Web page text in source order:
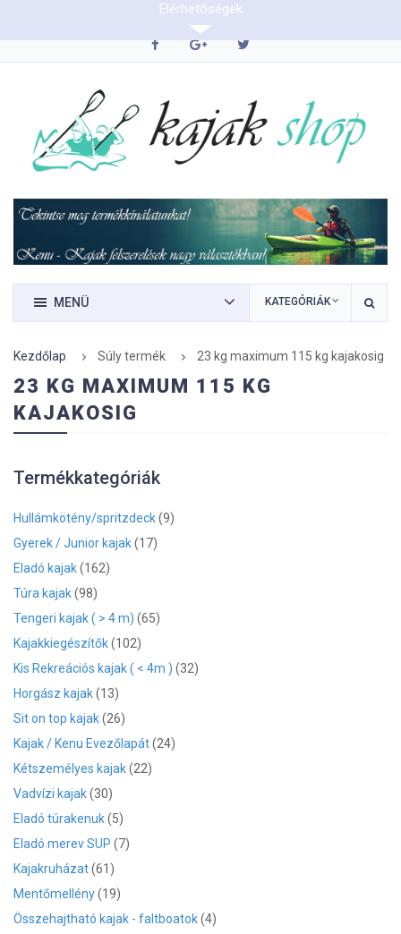
0620/9423290
MENÜ KATEGÓRIÁK
Kezdőlap Súly termék 23 kg maximum 115 kg kajakosig
23 KG MAXIMUM 115 KG
KAJAKOSIG
Termékkategóriák
Hullámkötény/spritzdeck(9)
Gyerek / Junior kajak(17)
Eladó kajak(162)
Túra kajak(98)
Tengeri kajak ( > 4 m) (65)
Kajakkiegészítők(102)
Kis Rekreációs kajak ( < 4m ) (32)
Horgász kajak(13)
Sit on top kajak(26)
Kajak / Kenu Evezőlapát(24)
Kétszemélyes kajak(22)
Vadvízi kajak(30)
Eladó túrakenuk(5)
Eladó merev SUP (7)
Kajakruházat(61)
Mentőmellény(19)
Összehajtható kajak - faltboatok(4)
Elérhetõségek